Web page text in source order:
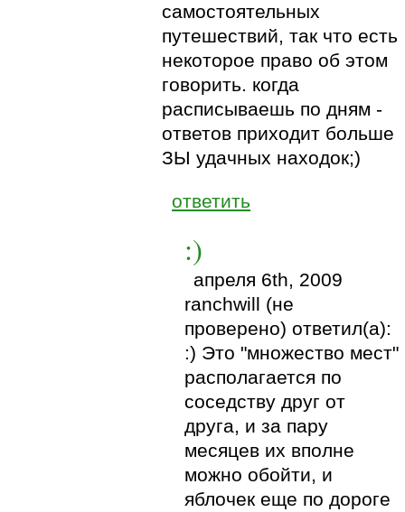
самостоятельных
путешествий, так что есть
некоторое право об этом
говорить. когда
расписываешь по дням -
ответов приходит больше
ЗЫ удачных находок;)
ответить
:)
апреля 6th, 2009
ranchwill (не
проверено) ответил(а):
:) Это "множество мест"
располагается по
соседству друг от
друга, и за пару
месяцев их вполне
можно обойти, и
яблочек еще по дороге